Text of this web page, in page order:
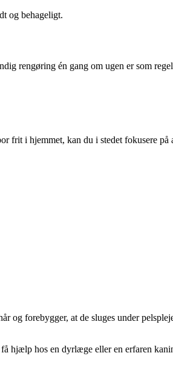
og behageligt.
rengøring én gang om ugen er som
frit i hjemmet, kan du i stedet fokusere på
og forebygger, at de sluges under
hjælp hos en dyrlæge eller en erfaren